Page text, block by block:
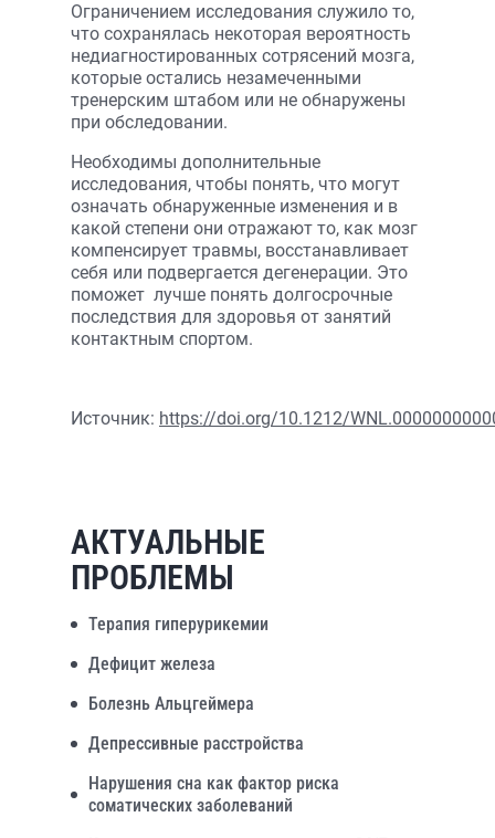
Ограничением исследования служило то,
что сохранялась некоторая вероятность
недиагностированных сотрясений мозга,
которые остались незамеченными
тренерским штабом или не обнаружены
при обследовании.
Необходимы дополнительные
исследования, чтобы понять, что могут
означать обнаруженные изменения и в
какой степени они отражают то, как мозг
компенсирует травмы, восстанавливает
себя или подвергается дегенерации. Это
поможет лучше понять долгосрочные
последствия для здоровья от занятий
контактным спортом.
Источник: https://doi.org/10.1212/
АКТУАЛЬНЫЕ
ПРОБЛЕМЫ
Терапия гиперурикемии
Дефицит железа
Болезнь Альцгеймера
Депрессивные расстройства
Нарушения сна как фактор риска
соматических заболеваний